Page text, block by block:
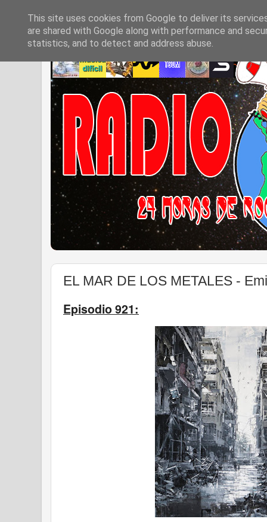
EL MAR DE LOS METALES -
Episodio 921:
This site uses cookies from Google to deliver its
are shared with Google along with performance and
statistics, and to detect and address abuse.